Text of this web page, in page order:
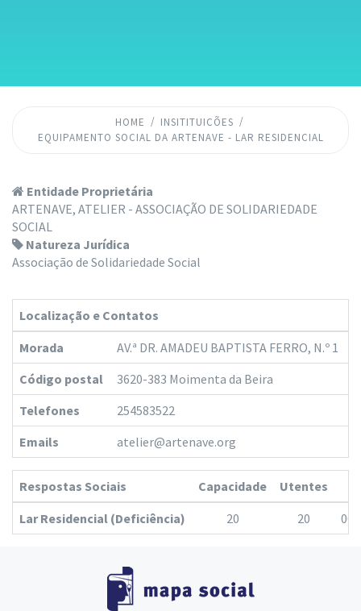
HOME
INSITITUICÕES
EQUIPAMENTO SOCIAL DA ARTENAVE - LAR RESIDENCIAL
Entidade Proprietária
ARTENAVE, ATELIER - ASSOCIAÇÃO DE SOLIDARIEDADE
SOCIAL
Natureza Jurídica
Associação de Solidariedade Social
Localização e Contatos
Morada
AV.ª DR. AMADEU BAPTISTA FERRO, N.º 1
Código postal
3620-383 Moimenta da Beira
Telefones
254583522
Emails
atelier@artenave.org
Respostas Sociais Capacidade Utentes
Lar Residencial (Deficiência)
20 20